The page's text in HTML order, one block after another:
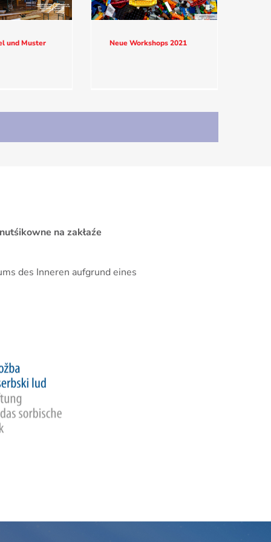
und Muster Neue Workshops 2021
na zakłaźe
des Inneren aufgrund eines